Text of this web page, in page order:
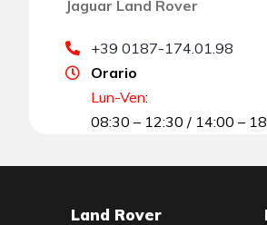
Jaguar Land Rover
+39 0187-174.01.98
Orario
Lun-Ven:
08:30 – 12:30 / 14:00 –
Land Rover